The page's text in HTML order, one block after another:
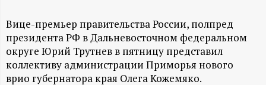
Н
-
и
Вице-премьер правительства России, полпред
президента РФ в Дальневосточном федеральном
округе Юрий Трутнев в пятницу представил
коллективу администрации Приморья нового
врио губернатора края Олега Кожемяко.